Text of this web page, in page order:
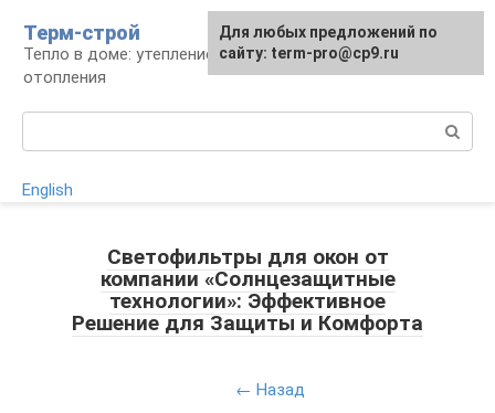
контенту
Терм-строй
Тепло в доме: утепление и устройство
отопления
English
Светофильтры для окон от
компании «Солнцезащитные
технологии»: Эффективное
Решение для Защиты и Комфорта
← Назад
Для любых предложений по
сайту: term-pro@cp9.ru